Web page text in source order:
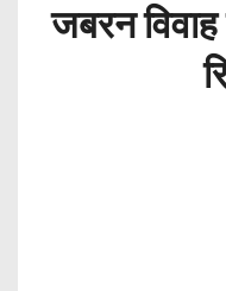
जबरन